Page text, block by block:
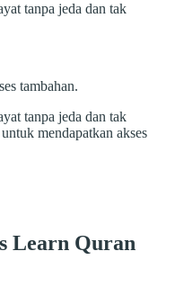
tanpa jeda dan tak
tambahan.
tanpa jeda dan tak
mendapatkan akses
Learn Quran